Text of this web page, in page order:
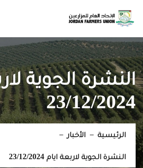
النشرة الجوية
23/12/2024
الرئيسية الأخبار
النشرة الجوية لاربعة ايام 23/12/2024